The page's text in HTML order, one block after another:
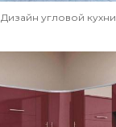
Дизайн угловой кухни